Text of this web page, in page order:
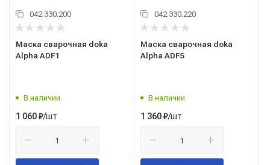
042.330.200
Маска сварочная doka
Alpha ADF1
В наличии
1 060₽/шт
042.330.220
Маска сварочная doka
Alpha ADF5
В наличии
1 360₽/шт